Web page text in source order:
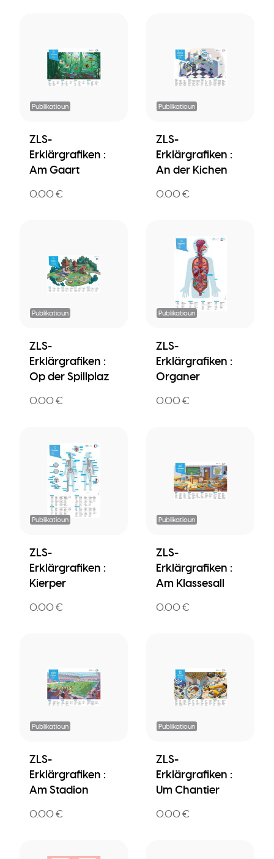
Publikatioun
ZLS-
Erklärgrafiken :
Am Gaart
0.00 €
Publikatioun
ZLS-
Erklärgrafiken :
An der Kichen
0.00 €
Publikatioun
ZLS-
Erklärgrafiken :
Op der Spillplaz
0.00 €
Publikatioun
ZLS-
Erklärgrafiken :
Organer
0.00 €
Publikatioun
ZLS-
Erklärgrafiken :
Kierper
0.00 €
Publikatioun
ZLS-
Erklärgrafiken :
Am Klassesall
0.00 €
Publikatioun
ZLS-
Erklärgrafiken :
Am Stadion
0.00 €
Publikatioun
ZLS-
Erklärgrafiken :
Um Chantier
0.00 €